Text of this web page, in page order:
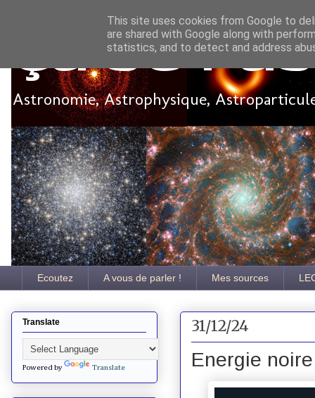
Ça se
Astronomie, Astrophysique,
Ecoutez A vous de parler ! Mes sources
31/12/24
Energie
Translate
Powered by Translate
This site uses cookies from Google to
are shared with Google along with
statistics, and to detect and address